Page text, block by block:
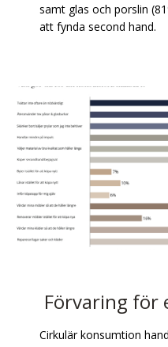
samt glas och porslin
att fynda second hand.
Förvaring för
Cirkulär konsumtion